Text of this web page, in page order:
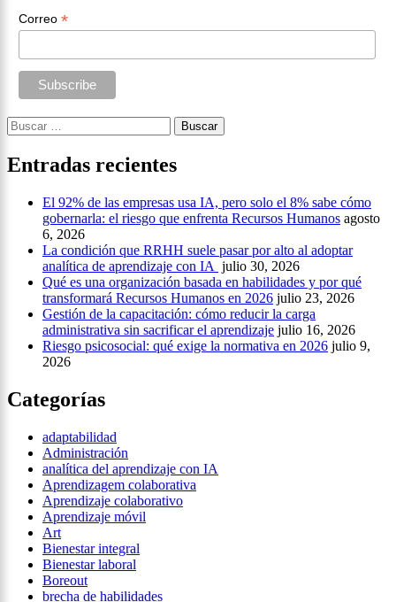
Correo *
Buscar:
Entradas recientes
El 92% de las empresas usa IA, pero solo el 8% sabe cómo
gobernarla: el riesgo que enfrenta Recursos Humanos agosto
6, 2026
La condición que RRHH suele pasar por alto al adoptar
analítica de aprendizaje con IA julio 30, 2026
Qué es una organización basada en habilidades y por qué
transformará Recursos Humanos en 2026 julio 23, 2026
Gestión de la capacitación: cómo reducir la carga
administrativa sin sacrificar el aprendizaje julio 16, 2026
Riesgo psicosocial: qué exige la normativa en 2026 julio 9,
2026
Categorías
adaptabilidad
Administración
analítica del aprendizaje con IA
Aprendizagem colaborativa
Aprendizaje colaborativo
Aprendizaje móvil
Art
Bienestar integral
Bienestar laboral
Boreout
brecha de habilidades